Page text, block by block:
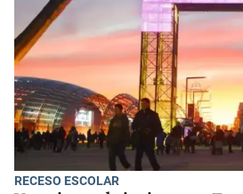
RECESO ESCOLAR